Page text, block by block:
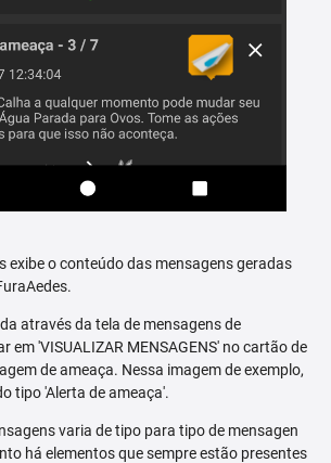
exibe o conteúdo das mensagens geradas
através da tela de mensagens de
em 'VISUALIZAR MENSAGENS' no cartão de
de ameaça. Nessa imagem de exemplo,
tipo 'Alerta de ameaça'.
varia de tipo para tipo de mensagen
há elementos que sempre estão presentes